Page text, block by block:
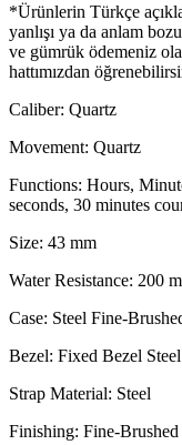
*Ürünlerin Türkçe
yanlışı ya da anlam
ve gümrük ödemeniz
hattımızdan
Caliber: Quartz
Movement: Quartz
Functions: Hours,
seconds, 30 minutes
Size: 43 mm
Water Resistance: 200 m
Case: Steel Fine-
Bezel: Fixed Bezel
Strap Material: Steel
Finishing: Fine-Brushed